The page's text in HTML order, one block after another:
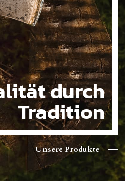
durch
Tradition
Meister
Axt
Unsere Produkte